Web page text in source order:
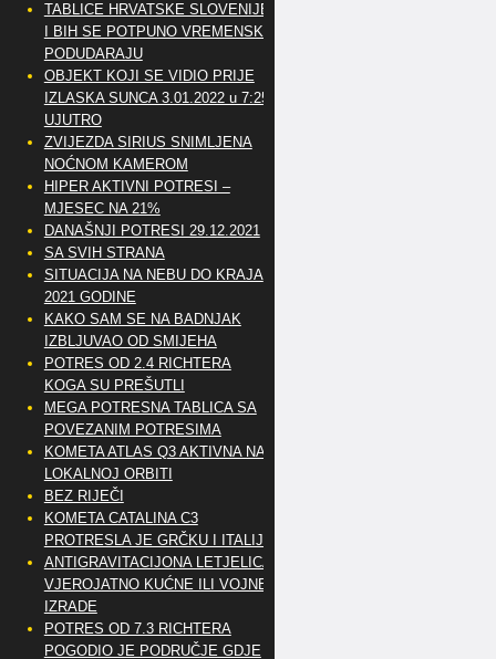
TABLICE HRVATSKE SLOVENIJE
I BIH SE POTPUNO VREMENSKI
PODUDARAJU
OBJEKT KOJI SE VIDIO PRIJE
IZLASKA SUNCA 3.01.2022 u 7:25
UJUTRO
ZVIJEZDA SIRIUS SNIMLJENA
NOĆNOM KAMEROM
HIPER AKTIVNI POTRESI –
MJESEC NA 21%
DANAŠNJI POTRESI 29.12.2021
SA SVIH STRANA
SITUACIJA NA NEBU DO KRAJA
2021 GODINE
KAKO SAM SE NA BADNJAK
IZBLJUVAO OD SMIJEHA
POTRES OD 2.4 RICHTERA
KOGA SU PREŠUTLI
MEGA POTRESNA TABLICA SA
POVEZANIM POTRESIMA
KOMETA ATLAS Q3 AKTIVNA NA
LOKALNOJ ORBITI
BEZ RIJEČI
KOMETA CATALINA C3
PROTRESLA JE GRČKU I ITALIJU
ANTIGRAVITACIJONA LETJELICA
VJEROJATNO KUĆNE ILI VOJNE
IZRADE
POTRES OD 7.3 RICHTERA
POGODIO JE PODRUČJE GDJE